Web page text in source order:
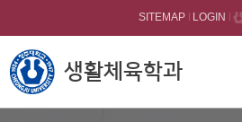
본문 바로가기
생활체육학과
SITEMAP LOGIN